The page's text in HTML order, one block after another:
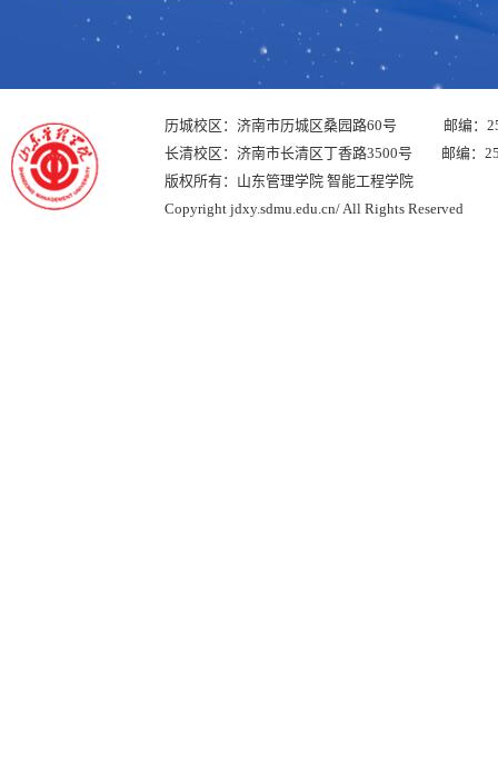
历城校区：济南市历城区桑园路60号 邮编：
长清校区：济南市长清区丁香路3500号 邮编：
版权所有：山东管理学院 智能工程学院
Copyright jdxy.sdmu.edu.cn/ All Rights Reserved